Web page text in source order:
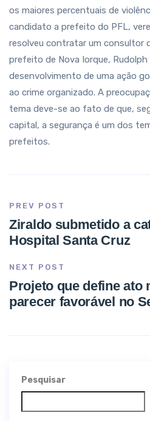
os maiores percentuais de
candidato a prefeito do PFL,
resolveu contratar um consultor
prefeito de Nova Iorque, Rudolph
desenvolvimento de uma ação
ao crime organizado. A
tema deve-se ao fato de que,
capital, a segurança é um dos
prefeitos.
PREV POST
Ziraldo submetido a
Hospital Santa Cruz
NEXT POST
Projeto que define ato
parecer favorável no
Pesquisar